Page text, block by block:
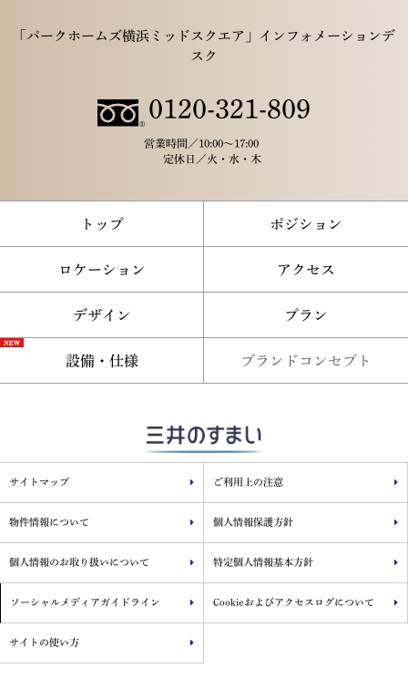
「パークホームズ横浜ミッドスクエア」インフォメーションデ
スク
0120-321-809
営業時間／10:00～17:00
定休日／火・水・木
トップ ポジション
ロケーション アクセス
デザイン プラン
設備・仕様 ブランドコンセプト
サイトマップ ご利用上の注意
物件情報について 個人情報保護方針
個人情報のお取り扱いについて 特定個人情報基本方針
ソーシャルメディアガイドライン Cookieおよびアクセスログについて
サイトの使い方